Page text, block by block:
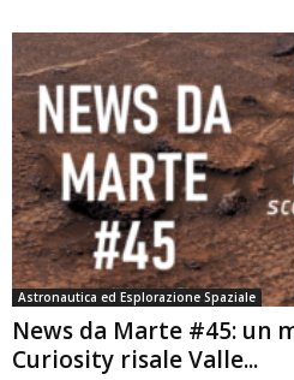
Astronautica ed Esplorazione Spaziale
News da Marte #45: un
Curiosity risale Valle...